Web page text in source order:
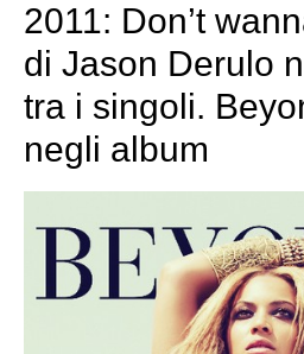
2011: Don’t
di Jason Derulo
tra i singoli.
negli album